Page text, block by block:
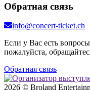
Обратная связь
info@concert-ticket.ch
Если у Вас есть
пожалуйста,
Обратная связь
2026 © Broland